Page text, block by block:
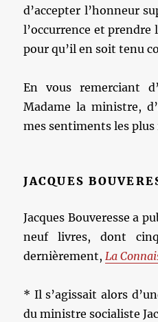
d’accepter l’honneur
l’occurrence et prendre
pour qu’il en soit tenu
En vous remerciant
Madame la ministre,
mes sentiments les plus
JACQUES
Jacques Bouveresse a
neuf livres, dont
dernièrement,La
* Il s’agissait alors
du ministre socialiste